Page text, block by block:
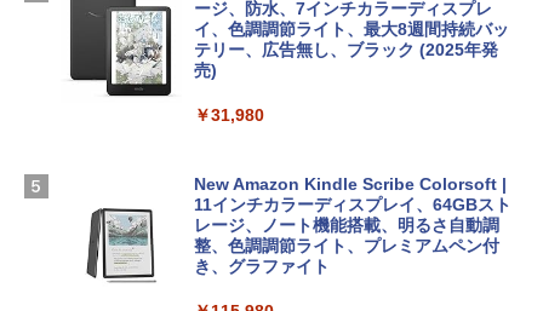
【Amazon.co.jp限定】 HP ノートパソコ
ン 15-fd 15.6インチ 16GBメモリ 512GB
FMV ノートパソコン WE1-K3 (MS 365 P
ersonal/Copilotキー搭載/Win 11/15.6型/
Core i5/16GB/SSD 512GB/ホワイト) FM
VWK3E15W_AZ
￥1,600
ト): Java & Bedrock Edition | オンライ
￥3,600
FM TOWNS ハイパー・カタログ: 本体ハ
ェクトリストと最新エミュレータ紹介
ージ、防水、7インチカラーディスプレ
イ、色調調節ライト、最大8週間持続バッ
テリー、広告無し、ブラック (2025年発
売)
￥31,980
New Amazon Kindle Scribe Colorsoft |
11インチカラーディスプレイ、64GBスト
レージ、ノート機能搭載、明るさ自動調
整、色調調節ライト、プレミアムペン付
き、グラファイト